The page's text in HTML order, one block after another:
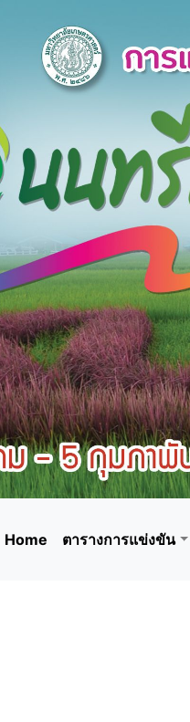
Home ตารางการแข่งขัน